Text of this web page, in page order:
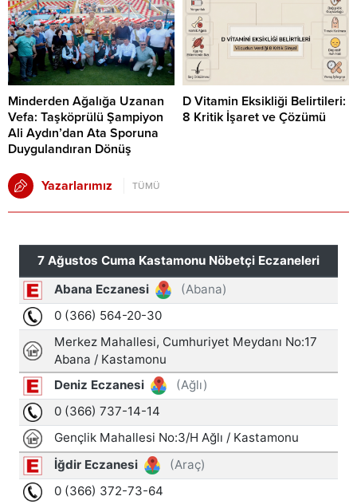
Minderden Ağalığa Uzanan
Vefa: Taşköprülü Şampiyon
Ali Aydın’dan Ata Sporuna
Duygulandıran Dönüş
D Vitamin Eksikliği Belirtileri:
8 Kritik İşaret ve Çözümü
Yazarlarımız TÜMÜ